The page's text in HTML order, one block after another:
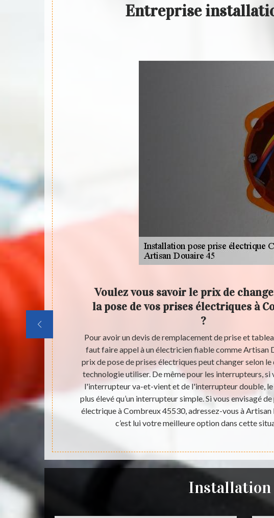
Entreprise
peut
nombreux
Voulez vous savoir le prix de
la pose de vos prises électriques à
?
Pour avoir un devis de remplacement de prise et
faut faire appel à un électricien fiable comme Artisan
prix de pose de prises électriques peut changer selon le
technologie utiliser. De même pour les interrupteurs, si
l'interrupteur va-et-vient et de l'interrupteur double,
plus élevé qu’un interrupteur simple. Si vous envisagé
électrique à Combreux 45530, adressez-vous à
c’est lui votre meilleure option dans cette
Installation